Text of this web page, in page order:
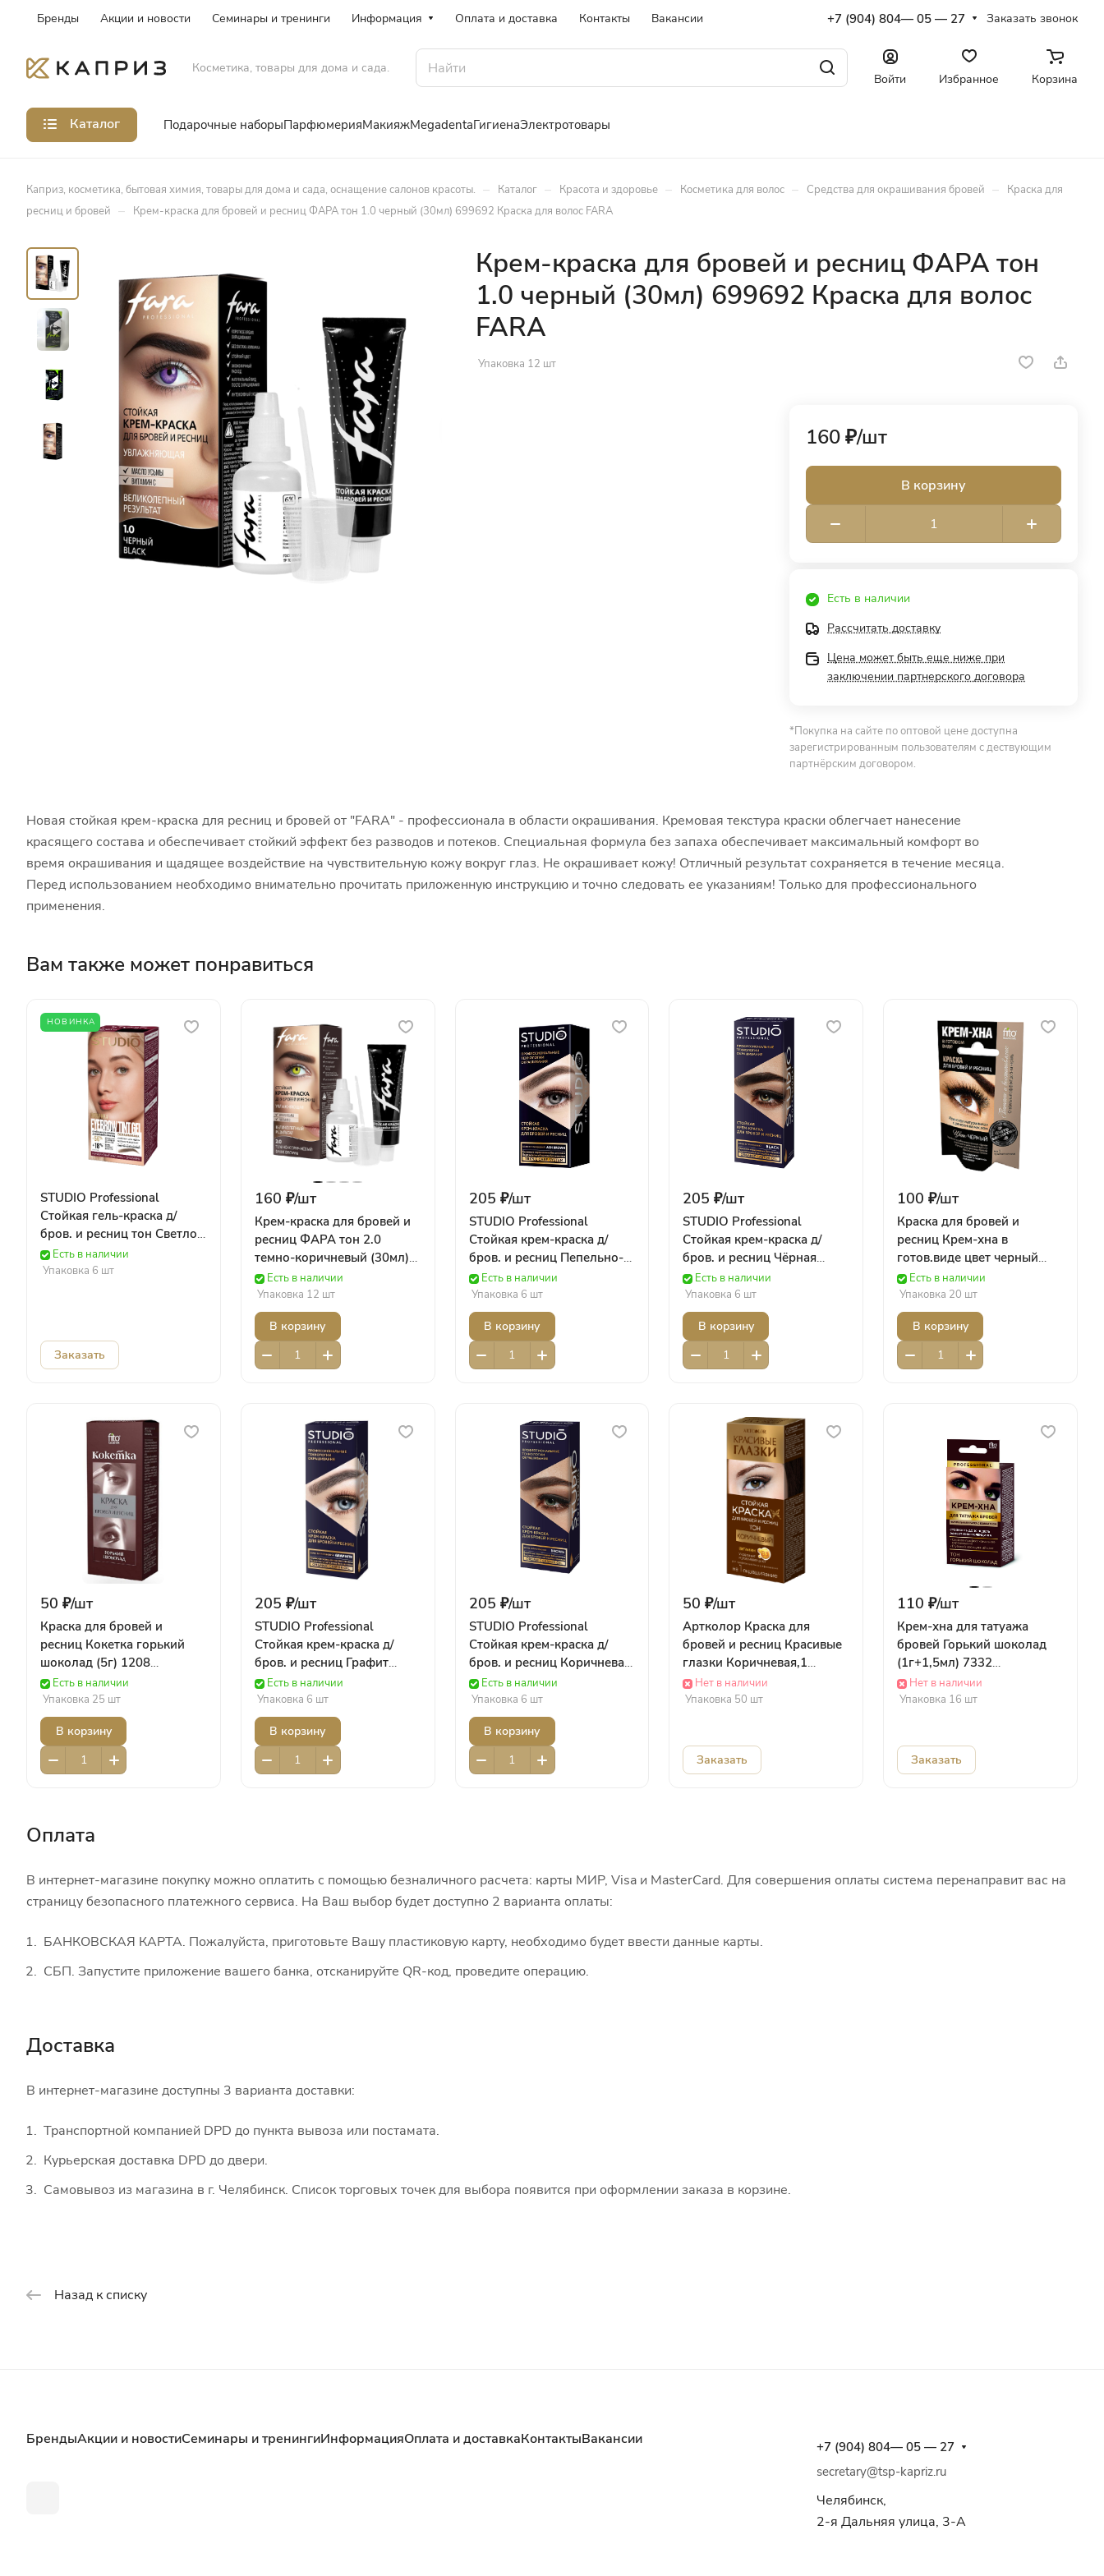
Бренды Акции и новости Семинары и тренинги Информация Оплата и доставка Контакты Вакансии +7 (904) 804— 05 — 27 Заказать звонок
Косметика, товары для дома и сада.
Войти Избранное Корзина
Каталог Подарочные наборыПарфюмерияМакияжMegadentaГигиенаЭлектротовары
Каприз, косметика, бытовая химия, товары для дома и сада, оснащение салонов красоты. – Каталог – Красота и здоровье – Косметика для волос – Средства для окрашивания бровей –
Краска для
ресниц и бровей – Крем-краска для бровей и ресниц ФАРА тон 1.0 черный (30мл) 699692 Краска для волос FARA
Крем-краска для бровей и ресниц ФАРА тон
1.0 черный (30мл) 699692 Краска для волос
FARA
Упаковка 12 шт
160 ₽/шт
В корзину
Есть в наличии
Рассчитать доставку
Цена может быть еще ниже при
заключении партнерского договора
*Покупка на сайте по оптовой цене доступна
зарегистрированным пользователям с дествующим
партнёрским договором.
Новая стойкая крем-краска для ресниц и бровей от "FARA" - профессионала в области окрашивания. Кремовая текстура краски облегчает нанесение
красящего состава и обеспечивает стойкий эффект без разводов и потеков. Специальная формула без запаха обеспечивает максимальный комфорт во
время окрашивания и щадящее воздействие на чувствительную кожу вокруг глаз. Не окрашивает кожу! Отличный результат сохраняется в течение месяца.
Перед использованием необходимо внимательно прочитать приложенную инструкцию и точно следовать ее указаниям! Только для профессионального
применения.
Вам также может понравиться
НОВИНКА
STUDIO Professional
Стойкая гель-краска д/
бров. и ресниц тон Светло-
коричневый 15 мл 250021
Роколор
Есть в наличии
Упаковка 6 шт
Заказать
160 ₽/шт
Крем-краска для бровей и
ресниц ФАРА тон 2.0
темно-коричневый (30мл)
705708 Краска для волос
FARA
Есть в наличии
Упаковка 12 шт
В корзину
205 ₽/шт
STUDIO Professional
Cтойкая крем-краска д/
бров. и ресниц Пепельно-
коричневый (50/30 мл)
Роколор
Есть в наличии
Упаковка 6 шт
В корзину
205 ₽/шт
STUDIO Professional
Cтойкая крем-краска д/
бров. и ресниц Чёрная
(50/30 мл) Роколор
Есть в наличии
Упаковка 6 шт
В корзину
100 ₽/шт
Краска для бровей и
ресниц Крем-хна в
готов.виде цвет черный
(2х2мл) кар/п 1203
ФИТОКОСМЕТИК
Есть в наличии
Упаковка 20 шт
В корзину
50 ₽/шт
Краска для бровей и
ресниц Кокетка горький
шоколад (5г) 1208
ФИТОКОСМЕТИК
Есть в наличии
Упаковка 25 шт
В корзину
205 ₽/шт
STUDIO Professional
Стойкая крем-краска д/
бров. и ресниц Графит
(50/30 мл) Роколор
Есть в наличии
Упаковка 6 шт
В корзину
205 ₽/шт
STUDIO Professional
Стойкая крем-краска д/
бров. и ресниц Коричневая
(50/30 мл) Роколор
Есть в наличии
Упаковка 6 шт
В корзину
50 ₽/шт
Артколор Краска для
бровей и ресниц Красивые
глазки Коричневая,1
применение кар/п (1,5г +
6мл) 20065 Стимул Колор
Нет в наличии
Упаковка 50 шт
Заказать
110 ₽/шт
Крем-хна для татуажа
бровей Горький шоколад
(1г+1,5мл) 7332
ФИТОКОСМЕТИК
Нет в наличии
Упаковка 16 шт
Заказать
Оплата
В интернет-магазине покупку можно оплатить с помощью безналичного расчета: карты МИР, Visa и MasterCard. Для совершения оплаты система перенаправит вас на
страницу безопасного платежного сервиса. На Ваш выбор будет доступно 2 варианта оплаты:
БАНКОВСКАЯ КАРТА. Пожалуйста, приготовьте Вашу пластиковую карту, необходимо будет ввести данные карты.
СБП. Запустите приложение вашего банка, отсканируйте QR-код, проведите операцию.
Доставка
В интернет-магазине доступны 3 варианта доставки:
Транспортной компанией DPD до пункта вывоза или постамата.
Курьерская доставка DPD до двери.
Самовывоз из магазина в г. Челябинск. Список торговых точек для выбора появится при оформлении заказа в корзине.
Назад к списку
БрендыАкции и новостиСеминары и тренингиИнформацияОплата и доставкаКонтактыВакансии
+7 (904) 804— 05 — 27
secretary@tsp-kapriz.ru
Челябинск,
2-я Дальняя улица, 3-А